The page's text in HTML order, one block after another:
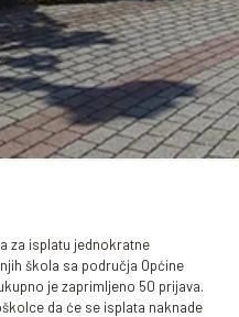
za isplatu jednokratne
škola sa područja Općine
je zaprimljeno 50 prijava.
da će se isplata naknade